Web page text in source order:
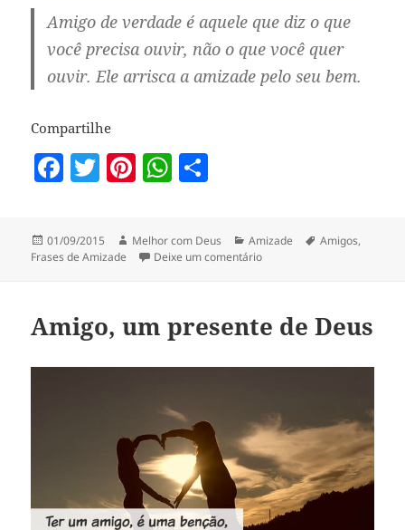
Amigo de verdade é aquele que diz o que
você precisa ouvir, não o que você quer
ouvir. Ele arrisca a amizade pelo seu bem.
Compartilhe
F
e
o
o
k
T
itt
er
Pi
er
es
W
s
p
p
re
Publicado
em
01/09/2015 Autor
Melhor com Deus Categorias
Amizade Tags
Amigos,
Frases de Amizade
Deixe um comentárioem Amigo de Verdade
Amigo, um presente de Deus